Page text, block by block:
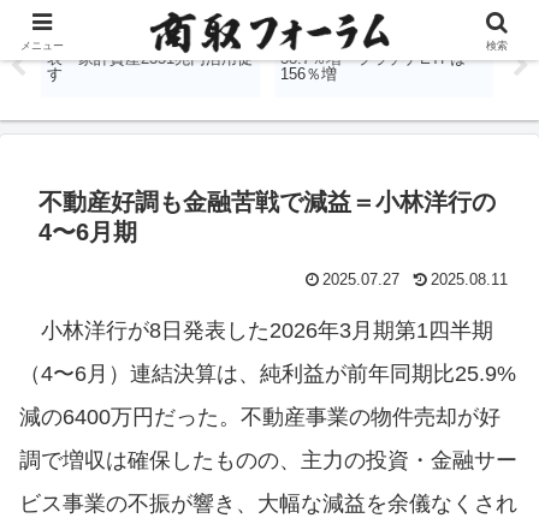
JPX、投資教育報告書を公
表 家計資産2351兆円活用促
す
東京金融取引所、6月全商品
38.7％増 プラチナETFは
156％増
国
不動産好調も金融苦戦で減益＝小林洋行の
4〜6月期
2025.07.27 2025.08.11
小林洋行が8日発表した2026年3月期第1四半期
（4〜6月）連結決算は、純利益が前年同期比25.9%
減の6400万円だった。不動産事業の物件売却が好
調で増収は確保したものの、主力の投資・金融サー
ビス事業の不振が響き、大幅な減益を余儀なくされ
メニュー 検索